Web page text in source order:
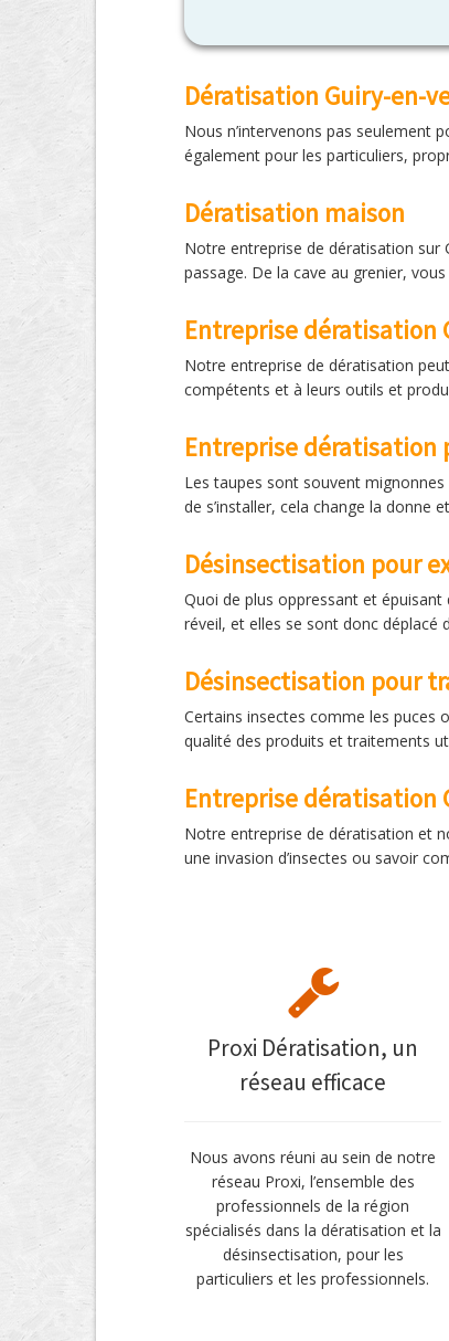
Dératisation Guiry-en-
Nous n’intervenons pas seulement
également pour les particuliers,
Dératisation maison
Notre entreprise de dératisation sur
passage. De la cave au grenier,
Entreprise
Notre entreprise de dératisation
compétents et à leurs outils et
Entreprise dératisation
Les taupes sont souvent mignonnes
de s’installer, cela change la donne
Désinsectisation pour
Quoi de plus oppressant et
réveil, et elles se sont donc
Désinsectisation pour
Certains insectes comme les puces
qualité des produits et traitements
Entreprise dératisation
Notre entreprise de dératisation et
une invasion d’insectes ou savoir
Proxi Dératisation, un
réseau efficace
Nous avons réuni au sein de notre
réseau Proxi, l’ensemble des
professionnels de la région
spécialisés dans la dératisation et la
désinsectisation, pour les
particuliers et les professionnels.